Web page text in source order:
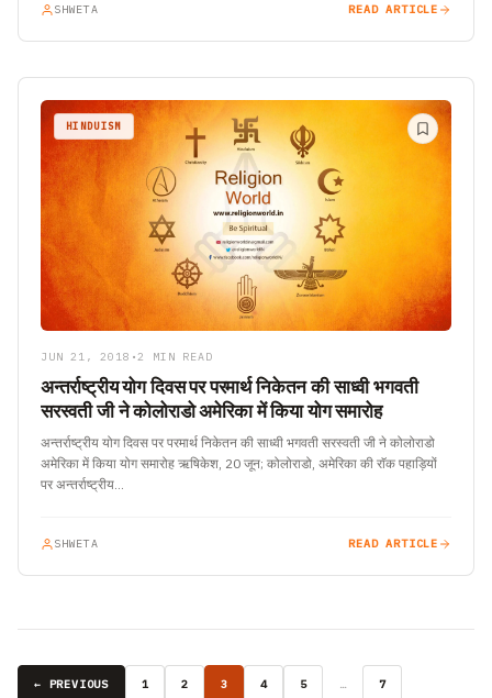
SHWETA READ ARTICLE
HINDUISM
JUN 21, 2018 •2 MIN READ
अन्तर्राष्ट्रीय योग दिवस पर परमार्थ निकेतन की साध्वी भगवती
सरस्वती जी ने कोलोराडो अमेरिका में किया योग समारोह
अन्तर्राष्ट्रीय योग दिवस पर परमार्थ निकेतन की साध्वी भगवती सरस्वती जी ने कोलोराडो
अमेरिका में किया योग समारोह ऋषिकेश, 20 जून; कोलोराडो, अमेरिका की राॅक पहाड़ियों
पर अन्तर्राष्ट्रीय…
SHWETA READ ARTICLE
← PREVIOUS 1 2 3 4 5 … 7